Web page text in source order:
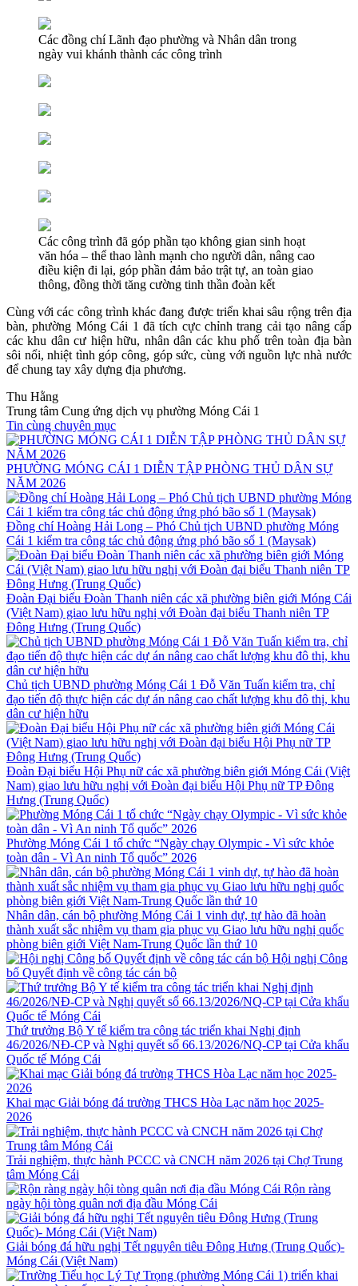
Các đồng chí Lãnh đạo phường và Nhân dân trong
ngày vui khánh thành các công trình
Các công trình đã góp phần tạo không gian sinh hoạt
văn hóa – thể thao lành mạnh cho người dân, nâng cao
điều kiện đi lại, góp phần đảm bảo trật tự, an toàn giao
thông, đồng thời tăng cường tinh thần đoàn kết
Cùng với các công trình khác đang được triển khai sâu rộng trên địa
bàn, phường Móng Cái 1 đã tích cực chỉnh trang cải tạo nâng cấp
các khu dân cư hiện hữu, nhân dân các khu phố trên toàn địa bàn
sôi nổi, nhiệt tình góp công, góp sức, cùng với nguồn lực nhà nước
để chung tay xây dựng địa phương.
Thu Hằng
Trung tâm Cung ứng dịch vụ phường Móng Cái 1
Tin cùng chuyên mục
PHƯỜNG MÓNG CÁI 1 DIỄN TẬP PHÒNG THỦ DÂN SỰ
NĂM 2026
Đồng chí Hoàng Hải Long – Phó Chủ tịch UBND phường Móng
Cái 1 kiểm tra công tác chủ động ứng phó bão số 1 (Maysak)
Đoàn Đại biểu Đoàn Thanh niên các xã phường biên giới Móng Cái
(Việt Nam) giao lưu hữu nghị với Đoàn đại biểu Thanh niên TP
Đông Hưng (Trung Quốc)
Chủ tịch UBND phường Móng Cái 1 Đỗ Văn Tuấn kiểm tra, chỉ
đạo tiến độ thực hiện các dự án nâng cao chất lượng khu đô thị, khu
dân cư hiện hữu
Đoàn Đại biểu Hội Phụ nữ các xã phường biên giới Móng Cái (Việt
Nam) giao lưu hữu nghị với Đoàn đại biểu Hội Phụ nữ TP Đông
Hưng (Trung Quốc)
Phường Móng Cái 1 tổ chức “Ngày chạy Olympic - Vì sức khỏe
toàn dân - Vì An ninh Tổ quốc” 2026
Nhân dân, cán bộ phường Móng Cái 1 vinh dự, tự hào đã hoàn
thành xuất sắc nhiệm vụ tham gia phục vụ Giao lưu hữu nghị quốc
phòng biên giới Việt Nam-Trung Quốc lần thứ 10
Hội nghị Công
bố Quyết định về công tác cán bộ
Thứ trưởng Bộ Y tế kiểm tra công tác triển khai Nghị định
46/2026/NĐ-CP và Nghị quyết số 66.13/2026/NQ-CP tại Cửa khẩu
Quốc tế Móng Cái
Khai mạc Giải bóng đá trường THCS Hòa Lạc năm học 2025-
2026
Trải nghiệm, thực hành PCCC và CNCH năm 2026 tại Chợ Trung
tâm Móng Cái
Rộn ràng
ngày hội tòng quân nơi địa đầu Móng Cái
Giải bóng đá hữu nghị Tết nguyên tiêu Đông Hưng (Trung Quốc)-
Móng Cái (Việt Nam)